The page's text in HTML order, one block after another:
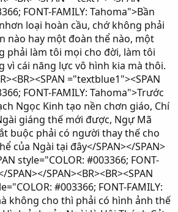
FONT-FAMILY: Tahoma">Bần
loại hoàn cầu, chớ không phải
nào hay một đoàn thể nào, một
phải làm tôi mọi cho đời, làm tôi
vì cái năng lực vô hình kia mà thôi.
="textblue1"><SPAN
FONT-FAMILY: Tahoma">Trước
Ngọc Kinh tạo nền chơn giáo, Chí
giáng thế mới được, Ngự Mã
buộc phải có người thay thế cho
của Ngài tại đây</SPAN></SPAN>
style="COLOR: #003366; FONT-
SPAN><BR><BR><SPAN
#003366; FONT-FAMILY:
không cho thì phải có hình ảnh thế